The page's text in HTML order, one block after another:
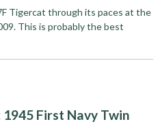
Tigercat through its paces at the
This is probably the best
First Navy Twin